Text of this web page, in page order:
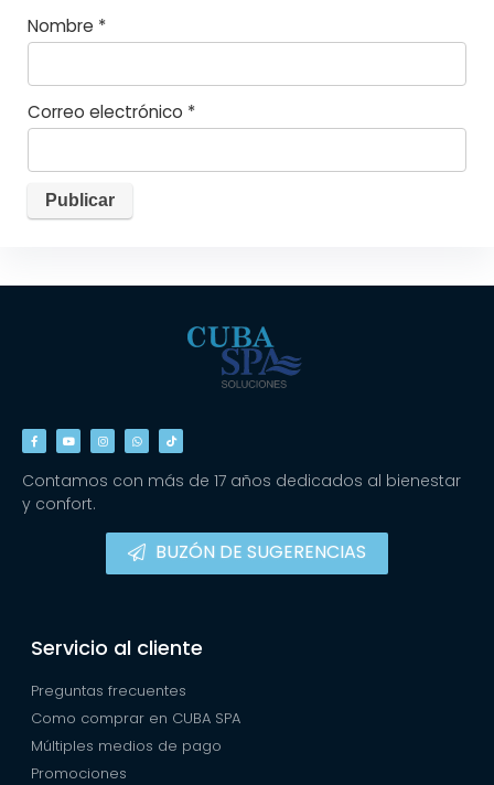
Nombre *
Correo electrónico *
Contamos con más de 17 años dedicados al bienestar
y confort.
BUZÓN DE SUGERENCIAS
Servicio al cliente
Preguntas frecuentes
Como comprar en CUBA SPA
Múltiples medios de pago
Promociones